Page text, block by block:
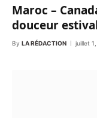
Maroc –
douceur
By LA RÉDACTION juillet